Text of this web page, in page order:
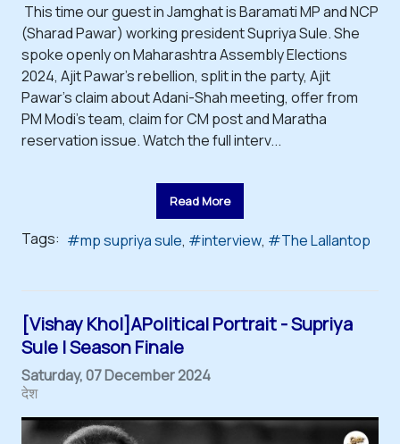
This time our guest in Jamghat is Baramati MP and NCP
(Sharad Pawar) working president Supriya Sule. She
spoke openly on Maharashtra Assembly Elections
2024, Ajit Pawar's rebellion, split in the party, Ajit
Pawar's claim about Adani-Shah meeting, offer from
PM Modi's team, claim for CM post and Maratha
reservation issue. Watch the full interv...
Read More
Tags: mp supriya sule interview The Lallantop
[Vishay Khol]APolitical Portrait - Supriya
Sule | Season Finale
Saturday, 07 December 2024
देश